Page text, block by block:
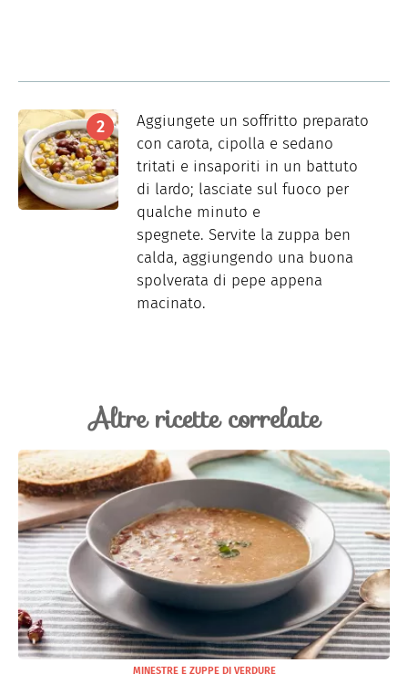
Aggiungete un soffritto preparato
con carota, cipolla e sedano
tritati e insaporiti in un battuto
di lardo; lasciate sul fuoco per
qualche minuto e
spegnete. Servite la zuppa ben
calda, aggiungendo una buona
spolverata di pepe appena
macinato.
Altre ricette correlate
MINESTRE E ZUPPE DI VERDURE